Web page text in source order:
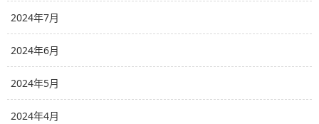
2024年7月
2024年6月
2024年5月
2024年4月